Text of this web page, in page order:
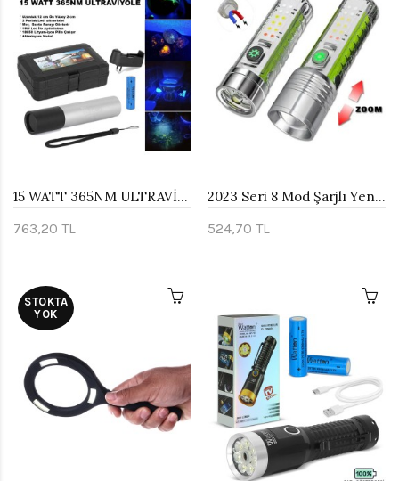
15 WATT 365NM ULTRAVİYOLE SAHTE PARA IŞIĞI WATTON WT-305
763,20 TL
2023 Seri 8 Mod Şarjlı Yeni Nesil El Feneri Watton Wt-609
524,70 TL
STOKTA
YOK